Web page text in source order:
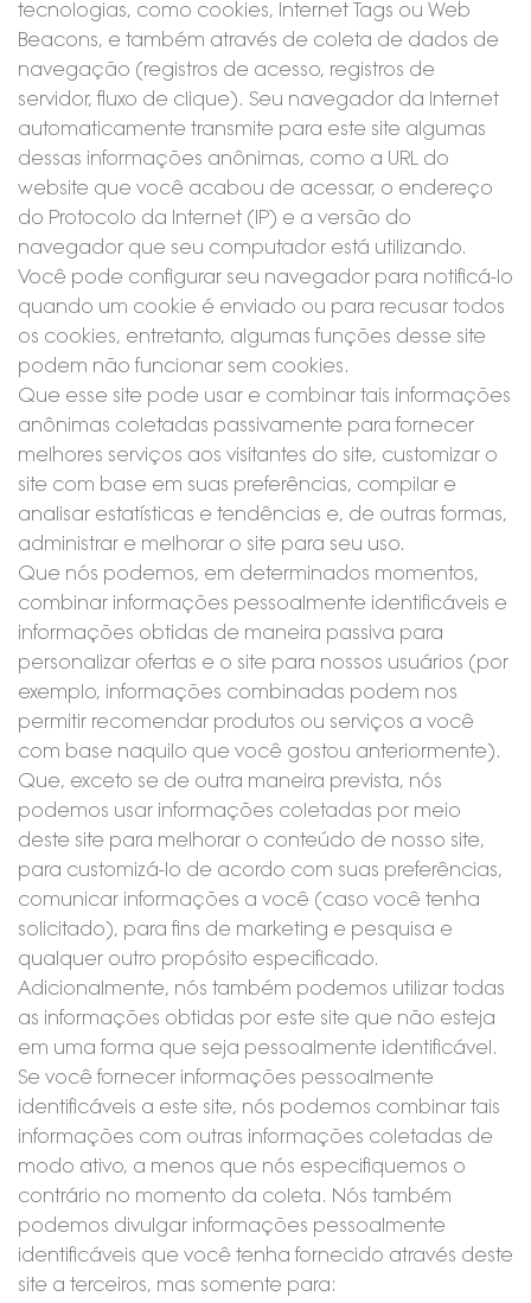
tecnologias, como cookies, Internet Tags ou Web
Beacons, e também através de coleta de dados de
navegação (registros de acesso, registros de
servidor, fluxo de clique). Seu navegador da Internet
automaticamente transmite para este site algumas
dessas informações anônimas, como a URL do
website que você acabou de acessar, o endereço
do Protocolo da Internet (IP) e a versão do
navegador que seu computador está utilizando.
Você pode configurar seu navegador para notificá-lo
quando um cookie é enviado ou para recusar todos
os cookies, entretanto, algumas funções desse site
podem não funcionar sem cookies.
Que esse site pode usar e combinar tais informações
anônimas coletadas passivamente para fornecer
melhores serviços aos visitantes do site, customizar o
site com base em suas preferências, compilar e
analisar estatísticas e tendências e, de outras formas,
administrar e melhorar o site para seu uso.
Que nós podemos, em determinados momentos,
combinar informações pessoalmente identificáveis e
informações obtidas de maneira passiva para
personalizar ofertas e o site para nossos usuários (por
exemplo, informações combinadas podem nos
permitir recomendar produtos ou serviços a você
com base naquilo que você gostou anteriormente).
Que, exceto se de outra maneira prevista, nós
podemos usar informações coletadas por meio
deste site para melhorar o conteúdo de nosso site,
para customizá-lo de acordo com suas preferências,
comunicar informações a você (caso você tenha
solicitado), para fins de marketing e pesquisa e
qualquer outro propósito especificado.
Adicionalmente, nós também podemos utilizar todas
as informações obtidas por este site que não esteja
em uma forma que seja pessoalmente identificável.
Se você fornecer informações pessoalmente
identificáveis a este site, nós podemos combinar tais
informações com outras informações coletadas de
modo ativo, a menos que nós especifiquemos o
contrário no momento da coleta. Nós também
podemos divulgar informações pessoalmente
identificáveis que você tenha fornecido através deste
site a terceiros, mas somente para: